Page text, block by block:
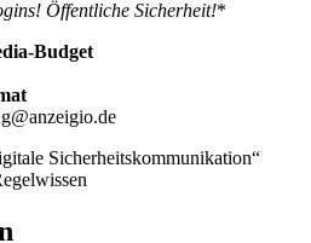
Öffentliche Sicherheit!*
Budget
Sicherheitskommunikation“